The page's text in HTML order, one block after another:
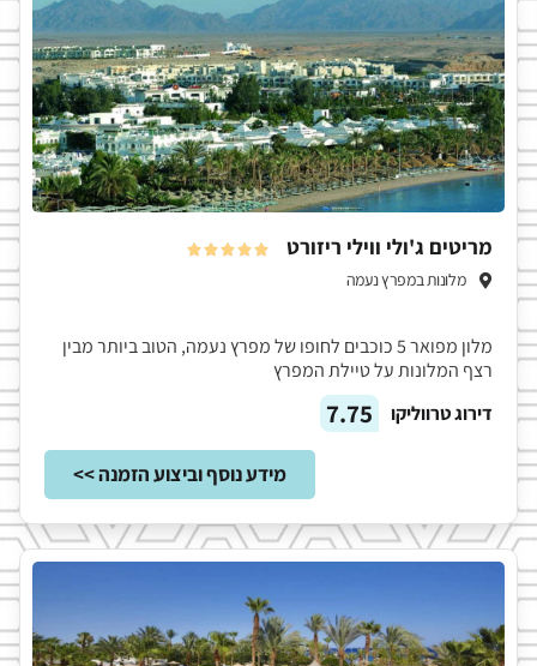
מריטים ג'ולי ווילי ריזורט 




מלונות במפרץ נעמה
מלון מפואר 5 כוכבים לחופו של מפרץ נעמה, הטוב ביותר מבין
רצף המלונות על טיילת המפרץ
דירוג טרווליקו
7.75
מידע נוסף וביצוע הזמנה >>